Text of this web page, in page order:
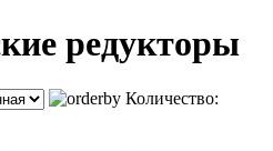
редукторы
Количество: